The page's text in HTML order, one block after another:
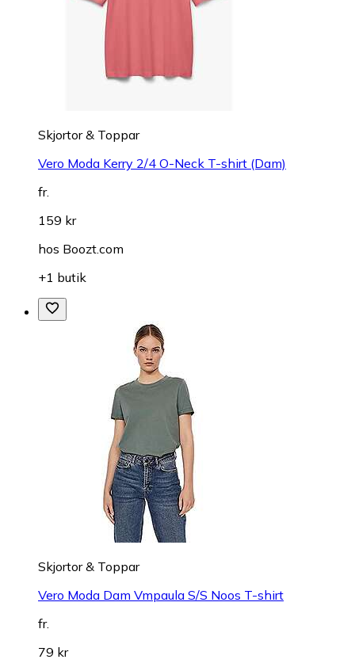
Skjortor & Toppar
Vero Moda Kerry 2/4 O-Neck T-shirt (Dam)
fr.
159 kr
hos Boozt.com
+1 butik
Skjortor & Toppar
Vero Moda Dam Vmpaula S/S Noos T-shirt
fr.
79 kr